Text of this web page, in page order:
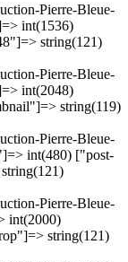
Pierre-Bleue-
int(1536)
string(121)
Pierre-Bleue-
int(2048)
string(119)
Pierre-Bleue-
int(480) ["post-
Pierre-Bleue-
int(2000)
string(121)